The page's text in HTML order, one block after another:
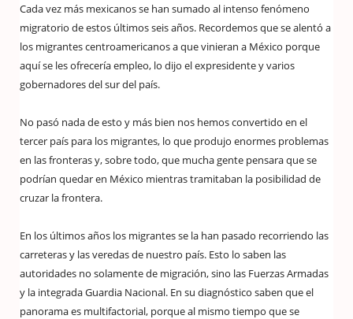
Cada vez más mexicanos se han sumado al intenso fenómeno
migratorio de estos últimos seis años. Recordemos que se alentó a
los migrantes centroamericanos a que vinieran a México porque
aquí se les ofrecería empleo, lo dijo el expresidente y varios
gobernadores del sur del país.
No pasó nada de esto y más bien nos hemos convertido en el
tercer país para los migrantes, lo que produjo enormes problemas
en las fronteras y, sobre todo, que mucha gente pensara que se
podrían quedar en México mientras tramitaban la posibilidad de
cruzar la frontera.
En los últimos años los migrantes se la han pasado recorriendo las
carreteras y las veredas de nuestro país. Esto lo saben las
autoridades no solamente de migración, sino las Fuerzas Armadas
y la integrada Guardia Nacional. En su diagnóstico saben que el
panorama es multifactorial, porque al mismo tiempo que se